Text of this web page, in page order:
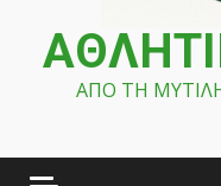
ΑΠΟ ΤΗ